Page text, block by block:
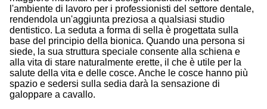
l'ambiente di lavoro per i professionisti del settore dentale,
rendendola un'aggiunta preziosa a qualsiasi studio
dentistico. La seduta a forma di sella è progettata sulla
base del principio della bionica. Quando una persona si
siede, la sua struttura speciale consente alla schiena e
alla vita di stare naturalmente erette, il che è utile per la
salute della vita e delle cosce. Anche le cosce hanno più
spazio e sedersi sulla sedia darà la sensazione di
galoppare a cavallo.